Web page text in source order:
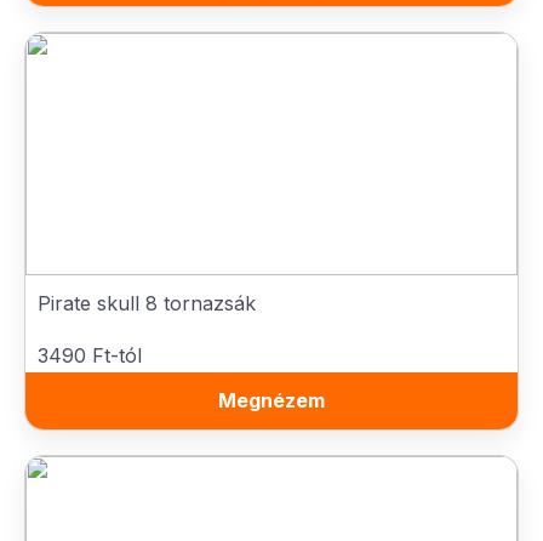
Pirate skull 8 tornazsák
3490 Ft-tól
Megnézem